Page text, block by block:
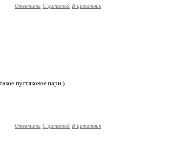
Ответить С цитатой В цитатник
пустяковое пари )
Ответить С цитатой В цитатник